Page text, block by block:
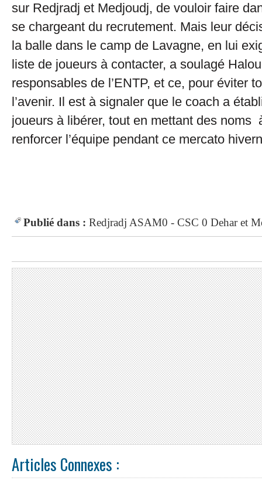
sur Redjradj et Medjoudj, de vouloir faire
se chargeant du recrutement. Mais leur
la balle dans le camp de Lavagne, en lui
liste de joueurs à contacter, a soulagé
responsables de l’ENTP, et ce, pour éviter
l’avenir. Il est à signaler que le coach a
joueurs à libérer, tout en mettant des noms
renforcer l’équipe pendant ce mercato
Publié dans : Redjradj ASAM0 - CSC 0 Dehar et
Articles Connexes :